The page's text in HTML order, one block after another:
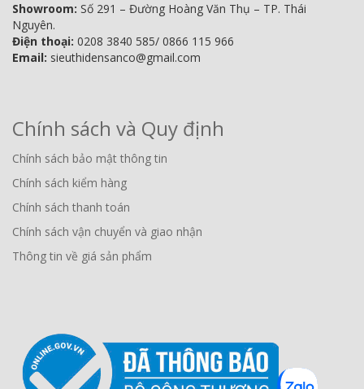
Showroom: Số 291 – Đường Hoàng Văn Thụ – TP. Thái
Nguyên.
Điện thoại: 0208 3840 585/ 0866 115 966
Email: sieuthidensanco@gmail.com
Chính sách và Quy định
Chính sách bảo mật thông tin
Chính sách kiểm hàng
Chính sách thanh toán
Chính sách vận chuyển và giao nhận
Thông tin về giá sản phẩm